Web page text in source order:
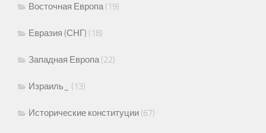
Восточная Европа(19)
Евразия (СНГ) (18)
Западная Европа(22)
Израиль_ (13)
Исторические конституции (67)